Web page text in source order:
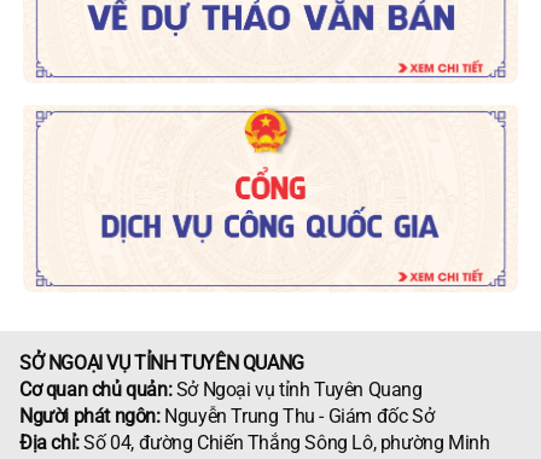
SỞ NGOẠI VỤ TỈNH TUYÊN QUANG
Cơ quan chủ quản:Sở Ngoại vụ tỉnh Tuyên Quang
Người phát ngôn: Nguyễn Trung Thu - Giám đốc Sở
Địa chỉ:Số 04, đường Chiến Thắng Sông Lô, phường Minh